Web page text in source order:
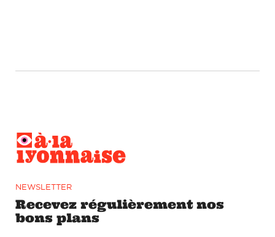
NEWSLETTER
Recevez régulièrement nos
bons plans